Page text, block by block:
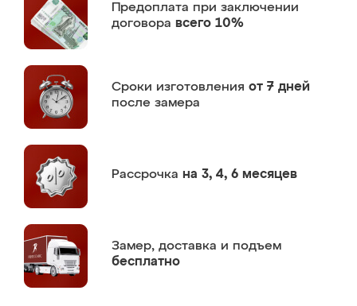
Предоплата при заключении
договора всего 10%
Сроки изготовления от 7 дней
после замера
Рассрочка на 3, 4, 6 месяцев
Замер, доставка и подъем
бесплатно